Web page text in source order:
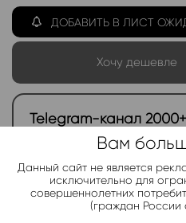
ДОБАВИТЬ В ЛИСТ
Хочу дешевле
Telegram-канал 2000+
Актуальные новинки и
Вам
Данный сайт не является
исключительно для
совершеннолетних
(граждан России